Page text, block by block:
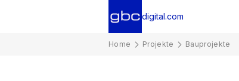
digital.com
Home Projekte Bauprojekte